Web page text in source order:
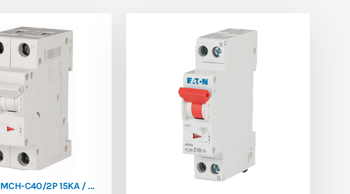
DISJ. MOD . DMCH-C40/2P 15KA / 20KA